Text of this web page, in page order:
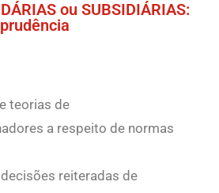
ou SUBSIDIÁRIAS:
teorias de
a respeito de normas
decisões reiteradas de